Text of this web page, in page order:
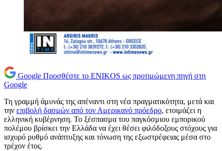
Google Προσθέστε το ENIKOS ως προτιμώμενη πηγή στη
Google
Τη γραμμή άμυνάς της απέναντι στη νέα πραγματικότητα, μετά και
την επιβολή δασμών από τον Αμερικανό πρόεδρο, ετοιμάζει η
ελληνική κυβέρνηση. Το ξέσπασμα του παγκόσμιου εμπορικού
πολέμου βρίσκει την Ελλάδα να έχει θέσει φιλόδοξους στόχους για
ισχυρό ρυθμό ανάπτυξης και τόνωση της εξωστρέφειας μέσα στο
τρέχον έτος.